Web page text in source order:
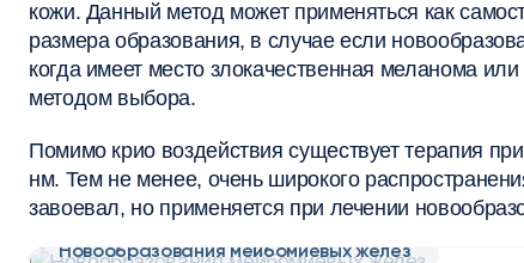
кожи. Данный метод может применяться как
размера образования, в случае если
когда имеет место злокачественная меланома
методом выбора.
Помимо крио воздействия существует терапия
нм. Тем не менее, очень широкого
завоевал, но применяется при лечении
Новообразования мейбомиевых желез